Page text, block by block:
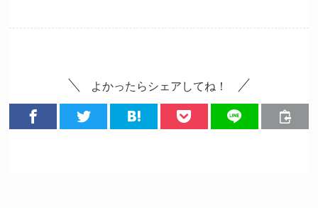
よかったらシェアしてね！